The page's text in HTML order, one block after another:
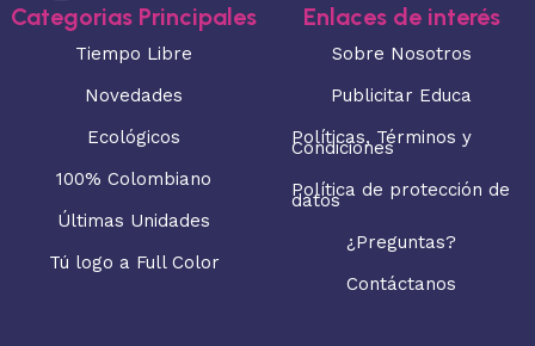
Categorias Principales
Tiempo Libre
Novedades
Ecológicos
100% Colombiano
Últimas Unidades
Tú logo a Full Color
Enlaces de interés
Sobre Nosotros
Publicitar Educa
Políticas, Términos y
Condiciones
Política de protección de
datos
¿Preguntas?
Contáctanos